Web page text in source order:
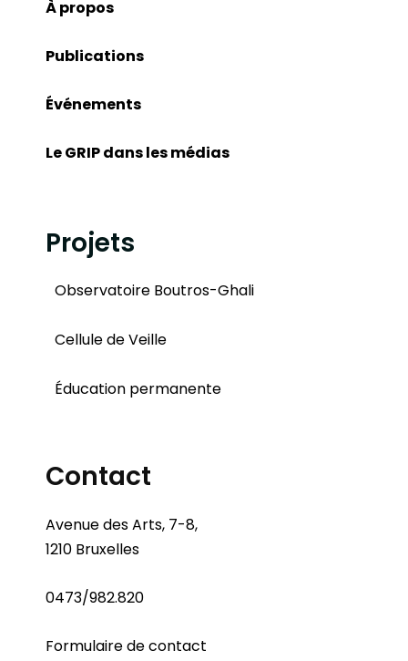
À propos
Publications
Événements
Le GRIP dans les médias
Projets
Observatoire Boutros-Ghali
Cellule de Veille
Éducation permanente
Contact
Avenue des Arts, 7-8,
1210 Bruxelles
0473/982.820
Formulaire de contact